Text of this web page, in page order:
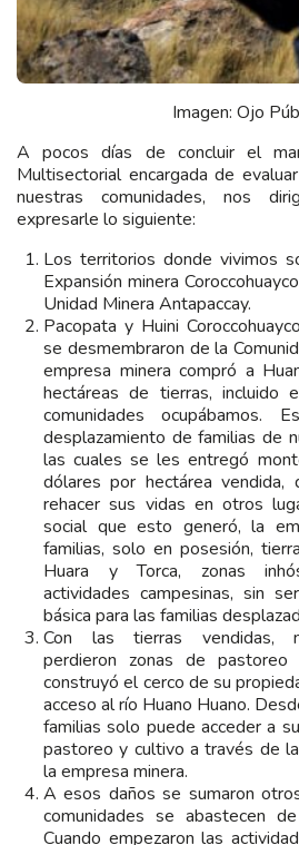
Imagen: Ojo
A pocos días de concluir el
Multisectorial encargada de
nuestras comunidades, nos
expresarle lo siguiente:
Los territorios donde vivimos
Expansión minera
Unidad Minera Antapaccay.
Pacopata y Huini
se desmembraron de la
empresa minera compró a
hectáreas de tierras, incluido
comunidades ocupábamos.
desplazamiento de familias de
las cuales se les entregó
dólares por hectárea vendida,
rehacer sus vidas en otros
social que esto generó, la
familias, solo en posesión,
Huara y Torca, zonas
actividades campesinas, sin
básica para las familias
Con las tierras vendidas,
perdieron zonas de
construyó el cerco de su
acceso al río Huano Huano.
familias solo puede acceder a
pastoreo y cultivo a través de
la empresa minera.
A esos daños se sumaron
comunidades se abastecen
Cuando empezaron las